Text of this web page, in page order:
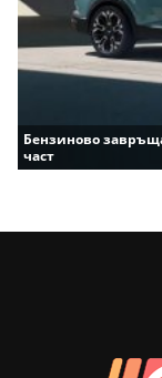
Бензиново
част